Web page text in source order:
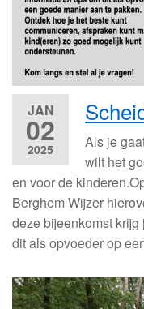
JAN
02
2025
Als je
wilt het
en voor de
Berghem Wijzer
deze bijeenkomst
dit als opvoeder op